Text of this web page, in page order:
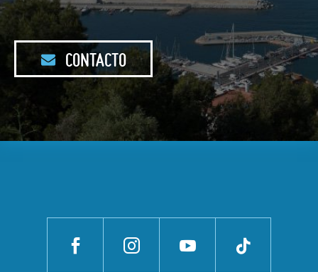
CONTACTO